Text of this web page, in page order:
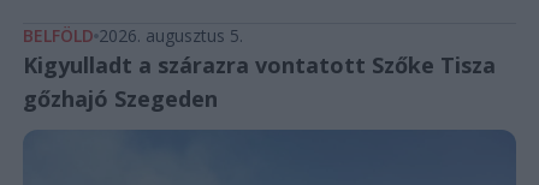
BELFÖLD 2026. augusztus 5.
Kigyulladt a szárazra vontatott Szőke Tisza
gőzhajó Szegeden